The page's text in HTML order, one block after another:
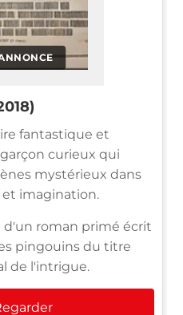
fantastique et
curieux qui
mystérieux dans
et imagination.
d'un roman primé écrit
pingouins du titre
de l'intrigue.